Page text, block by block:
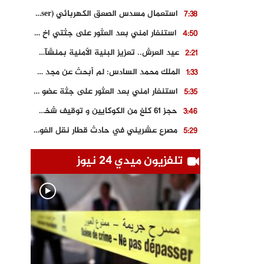
7:38
استعمال مسدس الصعق الكهربائي (Taser) من اجل تحرير شابة محتجزة
4:50
استنفار امني بعد العثور على جثتي اخ و ابن صاحب مطعم اسماك مشهور بطنجة
2:21
عيد العرش.. تعزيز البنية الأمنية بمنشآت و مصالح جديدة بكل من الحسيمة – فاس و الناظور
1:33
الملك محمد السادس: لم أبحث عن مجد شخصي.. وهَمي كرامة المغاربة
5:35
استنفار امني بعد العثور على جثة عضو سابق في حزب المصباح بالقنيطرة..
3:46
حجز 61 كلغ من الكوكايين و توقيف شخصين بالكركرات
5:29
مصرع عشريني في حادث قطار نقل الفوسفاط..
9:18
العثور على سبعينية جثة هامدة بمقر سكناها بمراكش
6:56
3:02
مصرع شابة ثلاثينية إثر سقوط سيارتها من منحدر خطير بالجرف الأصفر
3:04
توقيف “رضى الطالياني” بتهمة القيادة في حالة سكر و رفضه الامتثال للأمن
تلفزيون ميدي 24 نيوز